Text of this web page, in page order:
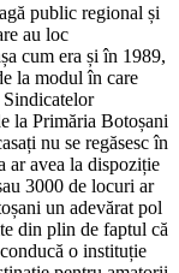
public regional și
au loc
cum era și în 1989,
la modul în care
Sindicatelor
la Primăria Botoșani
nu se regăsesc în
ar avea la dispoziție
3000 de locuri ar
un adevărat pol
din plin de faptul că
o instituție